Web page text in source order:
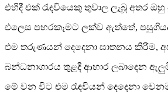
එහිදී එක් රැඳවියෙකු තුවාල ලැබූ අතර
එලෙස පහරකෑමට ලක්ව ඇත්තේ,
එම තරුණයන් දෙදෙනා ඝාතනය කිරීම,
බන්ධනාගාරය තුළදී ආහාර ලබාදෙන
මේ වන විට එම රැඳවියන් දෙදෙනා